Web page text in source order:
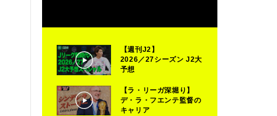
【週刊J2】
2026／27シーズン J2大
予想
【ラ・リーガ深堀り】
デ・ラ・フエンテ監督の
キャリア